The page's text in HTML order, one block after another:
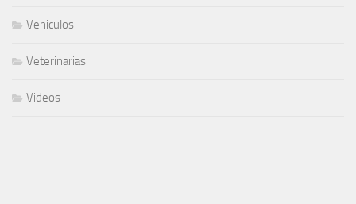
Vehiculos
Veterinarias
Videos